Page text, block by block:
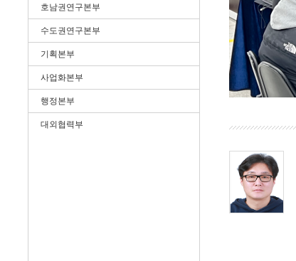
호남권연구본부
수도권연구본부
기획본부
사업화본부
행정본부
대외협력부